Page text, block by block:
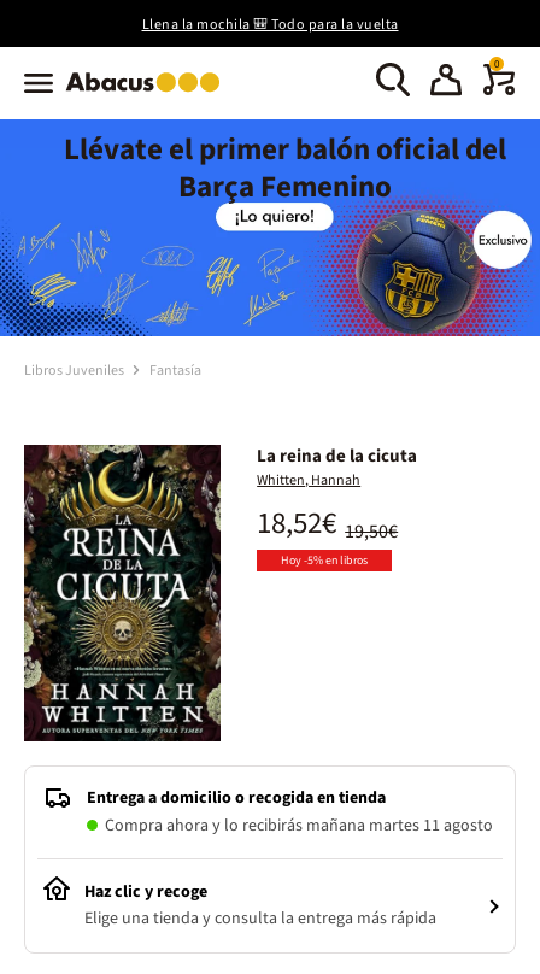
Llena la mochila 🎒 Todo para la vuelta
0
Llévate el primer balón oficial del
Barça Femenino
Libros Juveniles Fantasía
La reina de la cicuta
Whitten, Hannah
19,50€
18,52€
Hoy -5% en libros
Entrega a domicilio o recogida en tienda
Compra ahora y lo recibirás mañana martes 11 agosto
Haz clic y recoge
Elige una tienda y consulta la entrega más rápida